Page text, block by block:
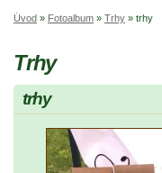
Úvod » Fotoalbum » Trhy » trhy
Trhy
trhy